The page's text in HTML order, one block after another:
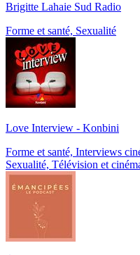
Brigitte Lahaie Sud Radio
Forme et santé, Sexualité
Love Interview - Konbini
Forme et santé, Interviews
Sexualité, Télévision et